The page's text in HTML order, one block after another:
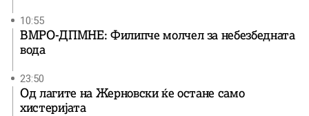
10:55
ВМРО-ДПМНЕ: Филипче молчел за небезбедната
вода
23:50
Од лагите на Жерновски ќе остане само
хистеријата